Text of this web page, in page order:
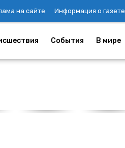
на сайте Информация о газете
События В мире